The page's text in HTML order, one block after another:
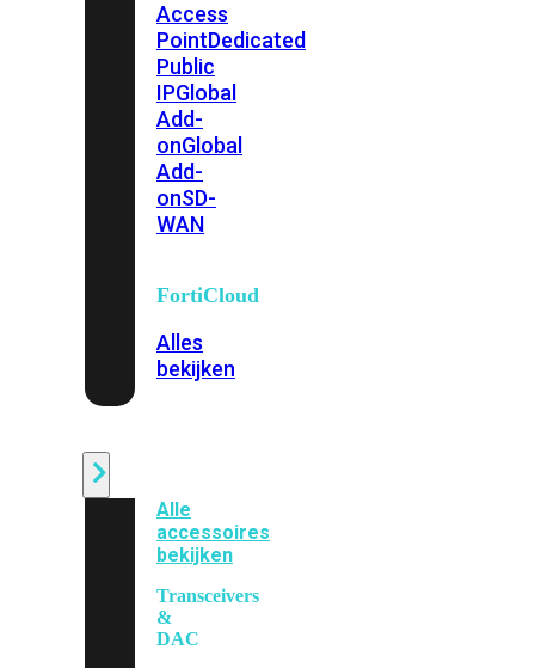
Access
PointDedicated
Public
IPGlobal
Add-
onGlobal
Add-
onSD-
WAN
FortiCloud
Alles
bekijken
Alle
accessoires
bekijken
Transceivers
&
DAC